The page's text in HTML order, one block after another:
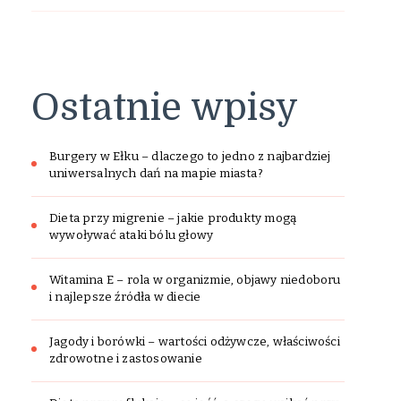
Ostatnie wpisy
Burgery w Ełku – dlaczego to jedno z najbardziej
uniwersalnych dań na mapie miasta?
Dieta przy migrenie – jakie produkty mogą
wywoływać ataki bólu głowy
Witamina E – rola w organizmie, objawy niedoboru
i najlepsze źródła w diecie
Jagody i borówki – wartości odżywcze, właściwości
zdrowotne i zastosowanie